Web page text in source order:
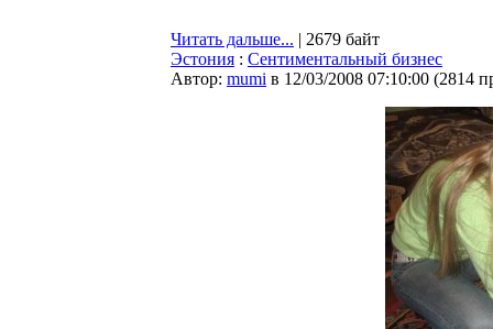
Читать дальше... | 2679 байт
Эстония : Сентиментальный бизнес
Автор: mumi в 12/03/2008 07:10:00 (2814